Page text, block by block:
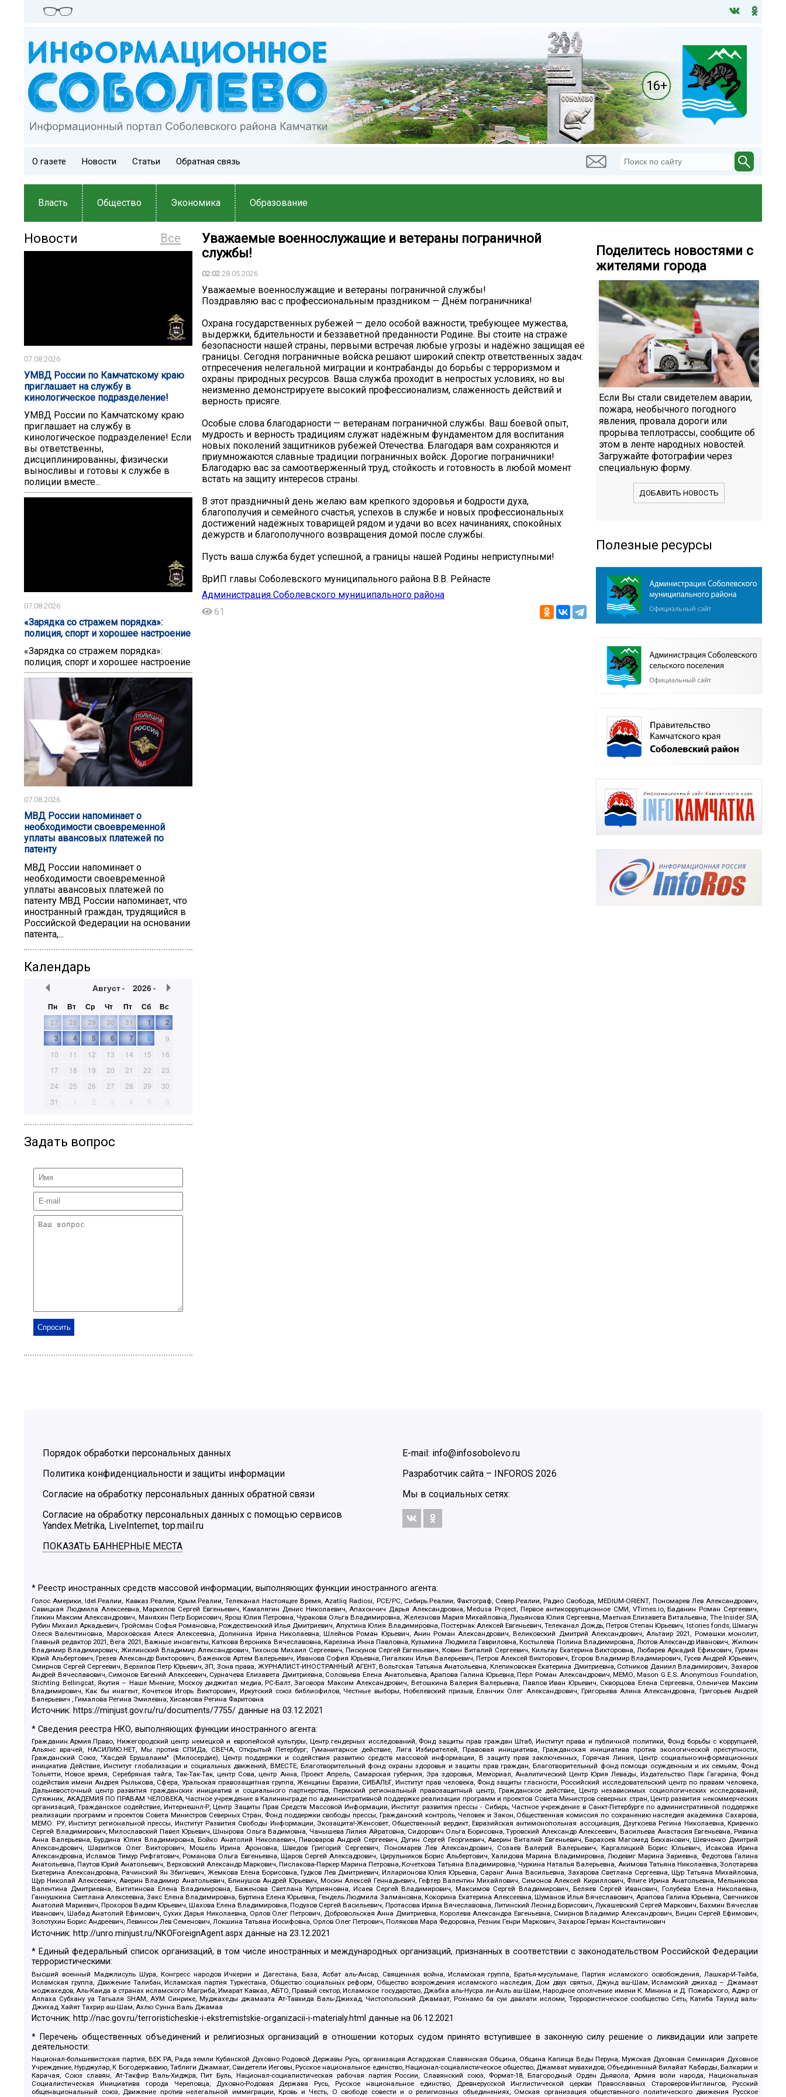
16+
О газете Новости Статьи Обратная связь
Власть Общество Экономика Образование
Все
Новости
07.08.2026
УМВД России по Камчатскому краю
приглашает на службу в
кинологическое подразделение!
УМВД России по Камчатскому краю
приглашает на службу в
кинологическое подразделение! Если
вы ответственны,
дисциплинированны, физически
выносливы и готовы к службе в
полиции вместе...
07.08.2026
«Зарядка со стражем порядка»:
полиция, спорт и хорошее настроение
«Зарядка со стражем порядка»:
полиция, спорт и хорошее настроение
07.08.2026
МВД России напоминает о
необходимости своевременной
уплаты авансовых платежей по
патенту
МВД России напоминает о
необходимости своевременной
уплаты авансовых платежей по
патенту ️МВД России напоминает, что
иностранный граждан, трудящийся в
Российской Федерации на основании
патента,...
Календарь
Август 2026
Пн Вт Ср Чт Пт Сб
Вс
27
28 29 30 31 1
2
3
4 5 6 7 8
9
10
11 12 13 14 15
16
17
18 19 20 21 22
23
24
25 26 27 28 29
30
31
1 2 3 4 5 6
Задать вопрос
Уважаемые военнослужащие и ветераны пограничной
службы!
02:02 28.05.2026
Уважаемые военнослужащие и ветераны пограничной службы!
Поздравляю вас с профессиональным праздником — Днём пограничника!
Охрана государственных рубежей — дело особой важности, требующее мужества,
выдержки, бдительности и беззаветной преданности Родине. Вы стоите на страже
безопасности нашей страны, первыми встречая любые угрозы и надёжно защищая её
границы. Сегодня пограничные войска решают широкий спектр ответственных задач:
отпресечения нелегальной миграции и контрабанды до борьбы с терроризмом и
охраны природных ресурсов. Ваша служба проходит в непростых условиях, но вы
неизменно демонстрируете высокий профессионализм, слаженность действий и
верность присяге.
Особые слова благодарности — ветеранам пограничной службы. Ваш боевой опыт,
мудрость и верность традициям служат надёжным фундаментом для воспитания
новых поколений защитников рубежей Отечества. Благодаря вам сохраняются и
приумножаются славные традиции пограничных войск. Дорогие пограничники!
Благодарю вас за самоотверженный труд, стойкость и готовность в любой момент
встать на защиту интересов страны.
В этот праздничный день желаю вам крепкого здоровья и бодрости духа,
благополучия и семейного счастья, успехов в службе и новых профессиональных
достижений надёжных товарищей рядом и удачи во всех начинаниях, спокойных
дежурств и благополучного возвращения домой после службы.
Пусть ваша служба будет успешной, а границы нашей Родины неприступными!
ВрИП главы Соболевского муниципального района В.В. Рейнасте
Администрация Соболевского муниципального района
61
Поделитесь новостями с
жителями города
Если Вы стали свидетелем аварии,
пожара, необычного погодного
явления, провала дороги или
прорыва теплотрассы, сообщите об
этом в ленте народных новостей.
Загружайте фотографии через
специальную форму.
ДОБАВИТЬ НОВОСТЬ
Полезные ресурсы
Порядок обработки персональных данных
Политика конфиденциальности и защиты информации
Согласие на обработку персональных данных обратной связи
Согласие на обработку персональных данных с помощью сервисов
Yandex.Metrika, LiveInternet, top.mail.ru
ПОКАЗАТЬ БАННЕРНЫЕ МЕСТА
E-mail: info@infosobolevo.ru
Разработчик сайта – INFOROS 2026
Мы в социальных сетях:
* Реестр иностранных средств массовой информации, выполняющих функции иностранного агента:
Голос Америки, Idel.Реалии, Кавказ.Реалии, Крым.Реалии, Телеканал Настоящее Время, Azatliq Radiosi, PCE/PC, Сибирь.Реалии, Фактограф, Север.Реалии, Радио Свобода, MEDIUM-ORIENT, Пономарев Лев Александрович,
Савицкая Людмила Алексеевна, Маркелов Сергей Евгеньевич, Камалягин Денис Николаевич, Апахончич Дарья Александровна, Medusa Project, Первое антикоррупционное СМИ, VTimes.io, Баданин Роман Сергеевич,
Гликин Максим Александрович, Маняхин Петр Борисович, Ярош Юлия Петровна, Чуракова Ольга Владимировна, Железнова Мария Михайловна, Лукьянова Юлия Сергеевна, Маетная Елизавета Витальевна, The Insider SIA,
Рубин Михаил Аркадьевич, Гройсман Софья Романовна, Рождественский Илья Дмитриевич, Апухтина Юлия Владимировна, Постернак Алексей Евгеньевич, Телеканал Дождь, Петров Степан Юрьевич, Istories fonds, Шмагун
Олеся Валентиновна, Мароховская Алеся Алексеевна, Долинина Ирина Николаевна, Шлейнов Роман Юрьевич, Анин Роман Александрович, Великовский Дмитрий Александрович, Альтаир 2021, Ромашки монолит,
Главный редактор 2021, Вега 2021, Важные иноагенты, Каткова Вероника Вячеславовна, Карезина Инна Павловна, Кузьмина Людмила Гавриловна, Костылева Полина Владимировна, Лютов Александр Иванович, Жилкин
Владимир Владимирович, Жилинский Владимир Александрович, Тихонов Михаил Сергеевич, Пискунов Сергей Евгеньевич, Ковин Виталий Сергеевич, Кильтау Екатерина Викторовна, Любарев Аркадий Ефимович, Гурман
Юрий Альбертович, Грезев Александр Викторович, Важенков Артем Валерьевич, Иванова София Юрьевна, Пигалкин Илья Валерьевич, Петров Алексей Викторович, Егоров Владимир Владимирович, Гусев Андрей Юрьевич,
Смирнов Сергей Сергеевич, Верзилов Петр Юрьевич, ЗП, Зона права, ЖУРНАЛИСТ-ИНОСТРАННЫЙ АГЕНТ, Вольтская Татьяна Анатольевна, Клепиковская Екатерина Дмитриевна, Сотников Даниил Владимирович, Захаров
Андрей Вячеславович, Симонов Евгений Алексеевич, Сурначева Елизавета Дмитриевна, Соловьева Елена Анатольевна, Арапова Галина Юрьевна, Перл Роман Александрович, МЕМО, Mason G.E.S. Anonymous Foundation,
Stichting Bellingcat, Якутия – Наше Мнение, Москоу диджитал медиа, РС-Балт, Заговора Максим Александрович, Ветошкина Валерия Валерьевна, Павлов Иван Юрьевич, Скворцова Елена Сергеевна, Оленичев Максим
Владимирович, Как бы инагент, Кочетков Игорь Викторович, Иркутский союз библиофилов, Честные выборы, Нобелевский призыв, Еланчик Олег Александрович, Григорьева Алина Александровна, Григорьев Андрей
Валерьевич , Гималова Регина Эмилевна, Хисамова Регина Фаритовна
Источник: https://minjust.gov.ru/ru/documents/7755/ данные на03.12.2021
* Сведения реестра НКО, выполняющих функции иностранного агента:
Гражданин.Армия.Право, Нижегородский центр немецкой и европейской культуры, Центр гендерных исследований, Фонд защиты прав граждан Штаб, Институт права и публичной политики, Фонд борьбы с коррупцией,
Альянс врачей, НАСИЛИЮ.НЕТ, Мы против СПИДа, СВЕЧА, Открытый Петербург, Гуманитарное действие, Лига Избирателей, Правовая инициатива, Гражданская инициатива против экологической преступности,
Гражданский Союз, "Хасдей Ерушалаим" (Милосердие), Центр поддержки и содействия развитию средств массовой информации, В защиту прав заключенных, Горячая Линия, Центр социально-информационных
инициатив Действие, Институт глобализации и социальных движений, ВМЕСТЕ, Благотворительный фонд охраны здоровья и защиты прав граждан, Благотворительный фонд помощи осужденным и их семьям, Фонд
Тольятти, Новое время, Серебряная тайга, Так-Так-Так, центр Сова, центр Анна, Проект Апрель, Самарская губерния, Эра здоровья, Мемориал, Аналитический Центр Юрия Левады, Издательство Парк Гагарина, Фонд
содействия имени Андрея Рылькова, Сфера, Уральская правозащитная группа, Женщины Евразии, СИБАЛЬТ, Институт прав человека, Фонд защиты гласности, Российский исследовательский центр по правам человека,
Дальневосточный центр развития гражданских инициатив и социального партнерства, Пермский региональный правозащитный центр, Гражданское действие, Центр независимых социологических исследований,
Сутяжник, АКАДЕМИЯ ПО ПРАВАМ ЧЕЛОВЕКА, Частное учреждение в Калининграде по административной поддержке реализации программ и проектов Совета Министров северных стран, Центр развития некоммерческих
организаций, Гражданское содействие, Интернешнл-Р, Центр Защиты Прав Средств Массовой Информации, Институт развития прессы - Сибирь, Частное учреждение в Санкт-Петербурге по административной поддержке
реализации программ и проектов Совета Министров Северных Стран, Фонд поддержки свободы прессы, Гражданский контроль, Человек и Закон, Общественная комиссия по сохранению наследия академика Сахарова,
МЕМО. РУ, Институт региональной прессы, Институт Развития Свободы Информации, Экозащита!-Женсовет, Общественный вердикт, Евразийская антимонопольная ассоциация, Дзугкоева Регина Николаевна, Кривенко
Сергей Владимирович, Милославский Павел Юрьевич, Шнырова Ольга Вадимовна, Чанышева Лилия Айратовна, Сидорович Ольга Борисовна, Туровский Александр Алексеевич, Васильева Анастасия Евгеньевна, Ривина
Анна Валерьевна, Бурдина Юлия Владимировна, Бойко Анатолий Николаевич, Пивоваров Андрей Сергеевич, Дугин Сергей Георгиевич, Аверин Виталий Евгеньевич, Барахоев Магомед Бекханович, Шевченко Дмитрий
Александрович, Шарипков Олег Викторович, Мошель Ирина Ароновна, Шведов Григорий Сергеевич, Пономарев Лев Александрович, Созаев Валерий Валерьевич, Каргалицкий Борис Юльевич, Исакова Ирина
Александровна, Исламов Тимур Рифгатович, Романова Ольга Евгеньевна, Щаров Сергей Алексадрович, Цирульников Борис Альбертович, Халидова Марина Владимировна, Людевиг Марина Зариевна, Федотова Галина
Анатольевна, Паутов Юрий Анатольевич, Верховский Александр Маркович, Пислакова-Паркер Марина Петровна, Кочеткова Татьяна Владимировна, Чуркина Наталья Валерьевна, Акимова Татьяна Николаевна, Золотарева
Екатерина Александровна, Рачинский Ян Збигневич, Жемкова Елена Борисовна, Гудков Лев Дмитриевич, Илларионова Юлия Юрьевна, Саранг Анна Васильевна, Захарова Светлана Сергеевна, Щур Татьяна Михайловна,
Щур Николай Алексеевич, Аверин Владимир Анатольевич, Блинушов Андрей Юрьевич, Мосин Алексей Геннадьевич, Гефтер Валентин Михайлович, Симонов Алексей Кириллович, Флиге Ирина Анатольевна, Мельникова
Валентина Дмитриевна, Вититинова Елена Владимировна, Баженова Светлана Куприяновна, Исаев Сергей Владимирович, Максимов Сергей Владимирович, Беляев Сергей Иванович, Голубева Елена Николаевна,
Ганнушкина Светлана Алексеевна, Закс Елена Владимировна, Буртина Елена Юрьевна, Гендель Людмила Залмановна, Кокорина Екатерина Алексеевна, Шуманов Илья Вячеславович, Арапова Галина Юрьевна, Свечников
Анатолий Мариевич, Прохоров Вадим Юрьевич, Шахова Елена Владимировна, Подузов Сергей Васильевич, Протасова Ирина Вячеславовна, Литинский Леонид Борисович, Лукашевский Сергей Маркович, Бахмин Вячеслав
Иванович, Шабад Анатолий Ефимович, Сухих Дарья Николаевна, Орлов Олег Петрович, Добровольская Анна Дмитриевна, Королева Александра Евгеньевна, Смирнов Владимир Александрович, Вицин Сергей Ефимович,
Золотухин Борис Андреевич, Левинсон Лев Семенович, Локшина Татьяна Иосифовна, Орлов Олег Петрович, Полякова Мара Федоровна, Резник Генри Маркович, Захаров Герман Константинович
Источник: http://unro.minjust.ru/NKOForeignAgent.aspx данные на23.12.2021
* Единый федеральный список организаций, в том числе иностранных и международных организаций, признанных в соответствии с законодательством Российской Федерации
террористическими:
Высший военный Маджлисуль Шура, Конгресс народов Ичкерии и Дагестана, База, Асбат аль-Ансар, Священная война, Исламская группа, Братья-мусульмане, Партия исламского освобождения, Лашкар-И-Тайба,
Исламская группа, Движение Талибан, Исламская партия Туркестана, Общество социальных реформ, Общество возрождения исламского наследия, Дом двух святых, Джунд аш-Шам, Исламский джихад – Джамаат
моджахедов, Аль-Каида в странах исламского Магриба, Имарат Кавказ, АБТО, Правый сектор, Исламское государство, Джабха аль-Нусра ли-Ахль аш-Шам, Народное ополчение имени К. Минина и Д. Пожарского, Аджр от
Аллаха Субхану уа Тагьаля SHAM, АУМ Синрике, Муджахеды джамаата Ат-Тавхида Валь-Джихад, Чистопольский Джамаат, Рохнамо ба суи давлати исломи, Террористическое сообщество Сеть, Катиба Таухид валь-
Джихад, Хайят Тахрир аш-Шам, Ахлю Сунна Валь Джамаа
Источник: http://nac.gov.ru/terroristicheskie-i-ekstremistskie-organizacii-i-materialy.html данные на06.12.2021
* Перечень общественных объединений и религиозных организаций в отношении которых судом принято вступившее в законную силу решение о ликвидации или запрете
деятельности:
Национал-большевистская партия, ВЕК РА, Рада земли Кубанской Духовно Родовой Державы Русь, организация Асгардская Славянская Община, Община Капища Веды Перуна, Мужская Духовная Семинария Духовное
Учреждение, Нурджулар, К Богодержавию, Таблиги Джамаат, Свидетели Иеговы, Русское национальное единство, Национал-социалистическое общество, Джамаат мувахидов, Объединенный Вилайат Кабарды, Балкарии и
Карачая, Союз славян, Ат-Такфир Валь-Хиджра, Пит Буль, Национал-социалистическая рабочая партия России, Славянский союз, Формат-18, Благородный Орден Дьявола, Армия воли народа, Национальная
Социалистическая Инициатива города Череповца, Духовно-Родовая Держава Русь, Русское национальное единство, Древнерусской Инглистической церкви Православных Староверов-Инглингов, Русский
общенациональный союз, Движение против нелегальной иммиграции, Кровь и Честь, О свободе совести и о религиозных объединениях, Омская организация общественного политического движения Русское